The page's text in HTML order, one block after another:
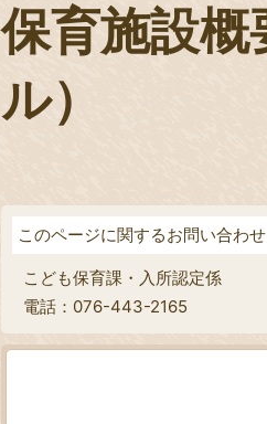
保育施設
ル）
このページに関するお問い合わせ
こども保育課・入所認定係
電話：076-443-2165